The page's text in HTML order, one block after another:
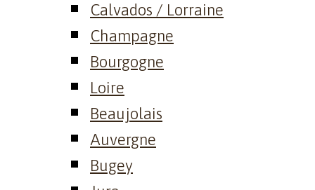
Calvados / Lorraine
Champagne
Bourgogne
Loire
Beaujolais
Auvergne
Bugey